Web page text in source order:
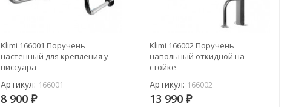
Klimi 166001 Поручень
настенный для крепления у
писсуара
Артикул: 166001
8 900₽
Klimi 166002 Поручень
напольный откидной на
стойке
Артикул: 166002
13 990 ₽